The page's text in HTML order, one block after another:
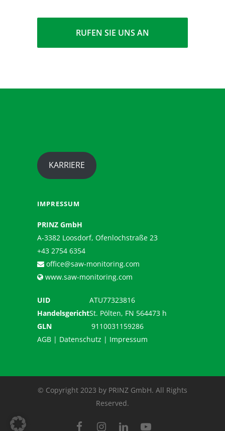
RUFEN SIE UNS AN
KARRIERE
IMPRESSUM
PRINZ GmbH
A-3382 Loosdorf, Ofenlochstraße 23
+43 2754 6354
office@saw-monitoring.com
www.saw-monitoring.com
UID
ATU77323816
HandelsgerichtSt. Pölten, FN 564473 h
GLN
9110031159286
AGB | Datenschutz | Impressum
© Copyright 2023 by PRINZ GmbH. All Rights
Reserved.